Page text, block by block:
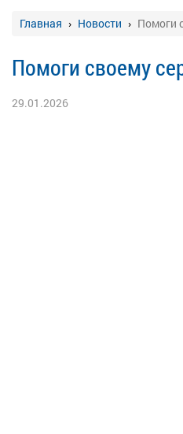
Главная Новости Помоги
Помоги своему
29.01.2026